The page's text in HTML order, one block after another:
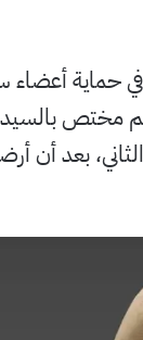
على براعة المصريين منذ ما يقارب 3500
مختص
بعد أن